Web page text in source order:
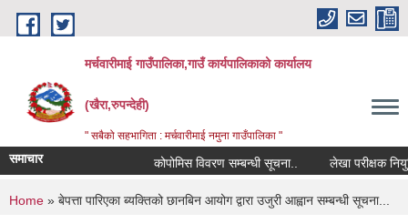
Skip to main content
मर्चवारीमाई गाउँपालिका,गाउँ कार्यपालिकाको कार्यालय
(खैरा,रुपन्देही)
" सबैको सहभागिता : मर्चवारीमाई नमुना गाउँपालिका "
समाचार कोपोमिस विवरण सम्बन्धी सूचना.. लेखा परीक्षक
You are here
Home » बेपत्ता पारिएका ब्यक्तिको छानबिन आयोग द्वारा उजुरी आह्वान सम्बन्धी सूचना...